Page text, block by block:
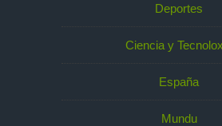
Deportes
Ciencia y
España
Mundu